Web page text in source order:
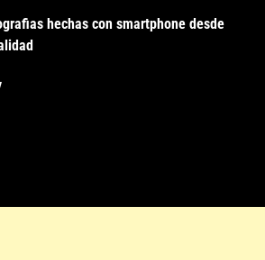
hechas con smartphone desde